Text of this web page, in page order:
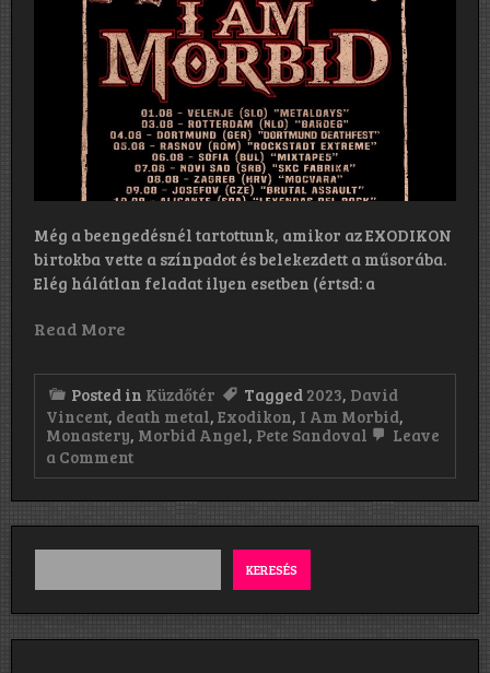
Még a beengedésnél tartottunk, amikor az EXODIKON
birtokba vette a színpadot és belekezdett a műsorába.
Elég hálátlan feladat ilyen esetben (értsd: a
Read More
Posted in Küzdőtér Tagged 2023, David
Vincent, death metal, Exodikon, I Am Morbid,
Monastery, Morbid Angel, Pete Sandoval
Leave
a Commenton
I
Monastery,
Exodikon:
Analog
–
KERESÉS